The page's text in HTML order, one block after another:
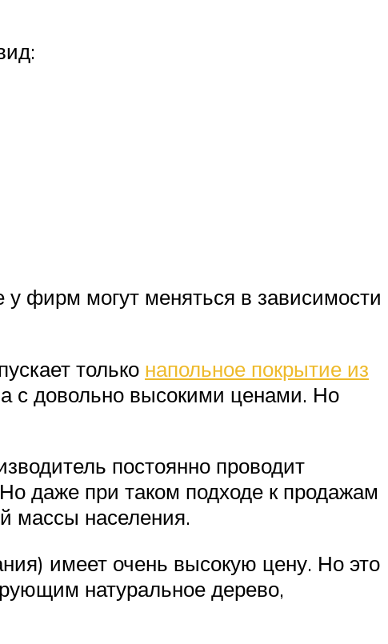
фирм могут меняться в зависимости
только напольное покрытие из
с довольно высокими ценами. Но
постоянно проводит
даже при таком подходе к продажам
массы населения.
имеет очень высокую цену. Но это
натуральное дерево,